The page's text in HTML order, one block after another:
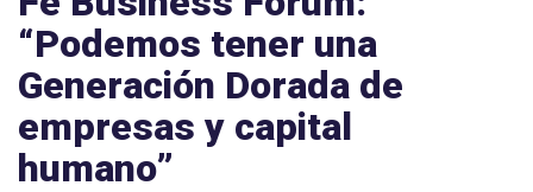
“Podemos tener una
Generación Dorada de
empresas y capital
humano”